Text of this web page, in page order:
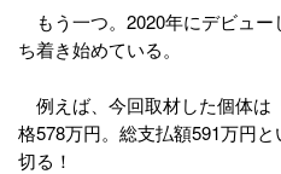
もう一つ。2020年にデビュ
ち着き始めている。
例えば、今回取材した個体は
格578万円。総支払額591万円
切る！